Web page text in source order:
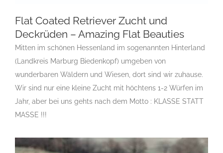
Flat Coated Retriever Zucht und Deckrüden –
Amazing Flat Beauties
Gruppe 8 Gruppe 8-Sektion 1
Gruppe 8-Sektion 1 Züchter
Flatcoated Retriever
Gruppe 8-Sektion 1-Flatcoated
Retriever
Landesgruppe Retriever Rassehundezüchter
Flat Coated Retriever Zucht und
Deckrüden – Amazing Flat Beauties
Mitten im schönen Hessenland im sogenannten Hinterland
(Landkreis Marburg Biedenkopf) umgeben von
wunderbaren Wäldern und Wiesen, dort sind wir zuhause.
Wir sind nur eine kleine Zucht mit höchtens 1-2 Würfen im
Jahr, aber bei uns gehts nach dem Motto : KLASSE STATT
MASSE !!!